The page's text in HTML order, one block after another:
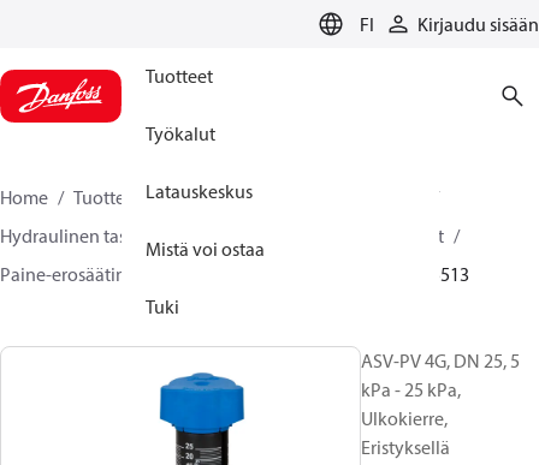
FI Kirjaudu sisään
Tuotteet
Työkalut
Latauskeskus
Mistä voi ostaa
Tuki
Home Tuotteet
Climate Solutions lämmitykseen
Hydraulinen tasapainotus ja säätö
Paine-erosäätimet
Paine-erosäätimet
003Z5513
ASV-PV 4G, DN 25, 5
kPa - 25 kPa,
Ulkokierre,
Eristyksellä